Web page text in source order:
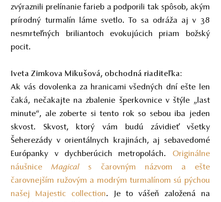
zvýraznili prelínanie farieb a podporili tak spôsob, akým
prírodný turmalín láme svetlo. To sa odráža aj v 38
nesmrteľných briliantoch evokujúcich priam božský
pocit.
Iveta Zimkova Mikušová, obchodná riaditeľka:
Ak vás dovolenka za hranicami všedných dní ešte len
čaká, nečakajte na zbalenie šperkovnice v štýle „last
minute“, ale zoberte si tento rok so sebou iba jeden
skvost. Skvost, ktorý vám budú závidieť všetky
Šeherezády v orientálnych krajinách, aj sebavedomé
Európanky v dychberúcich metropolách. Originálne
náušniceMagical s čarovným názvom a ešte
čarovnejším ružovým a modrým turmalínom sú pýchou
našej Majestic collection. Je to vášeň založená na